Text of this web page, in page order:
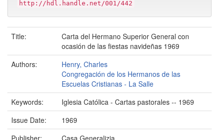
http://hdl.handle.net/001/442
Title:
Carta del Hermano Superior General con
ocasión de las fiestas navideñas 1969
Authors:
Henry, Charles
Congregación de los Hermanos de las
Escuelas Cristianas - La Salle
Keywords:
Iglesia Católica - Cartas pastorales -- 1969
Issue Date:
1969